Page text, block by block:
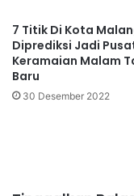
7 Titik Di Kota
Diprediksi Jadi
Keramaian Malam
Baru
30 Desember 2022